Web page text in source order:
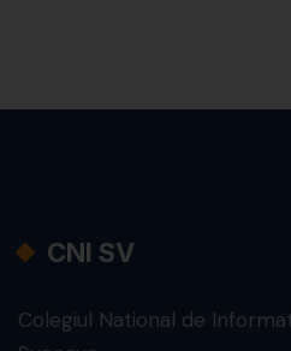
CNI SV
Colegiul National de